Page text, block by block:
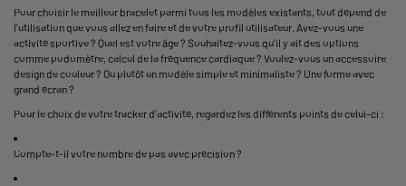
Pour choisir le meilleur bracelet parmi tous les modèles existants, tout dépend de
l’utilisation que vous allez en faire et de votre profil utilisateur. Avez-vous une
activité sportive ? Quel est votre âge ? Souhaitez-vous qu’il y ait des options
comme podomètre, calcul de la fréquence cardiaque ? Voulez-vous un accessoire
design de couleur ? Ou plutôt un modèle simple et minimaliste ? Une forme avec
grand écran ?
Pour le choix de votre tracker d’activité, regardez les différents points de celui-ci :
Compte-t-il votre nombre de pas avec précision ?